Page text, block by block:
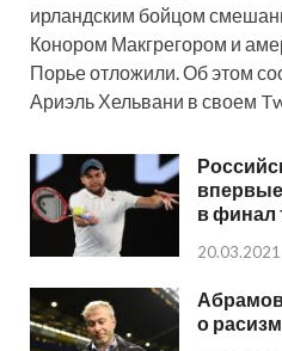
ирландским бойцом
Конором Макгрегором и
Порье отложили. Об этом
Ариэль Хельвани в своем
в финал
20.03.2021
о